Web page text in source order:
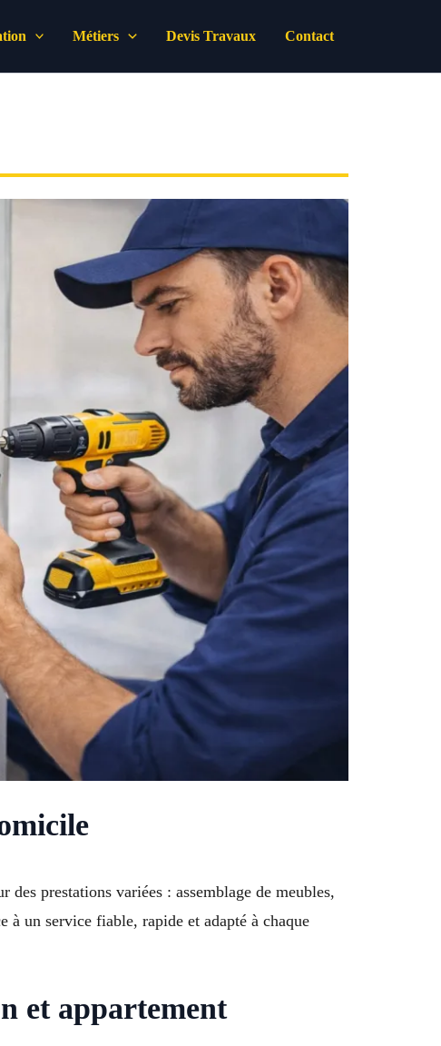
Métiers Devis Travaux Contact
prestations variées : assemblage de meubles,
un service fiable, rapide et adapté à chaque
et appartement